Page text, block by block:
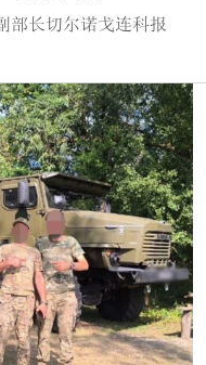
部长切尔诺戈连科报